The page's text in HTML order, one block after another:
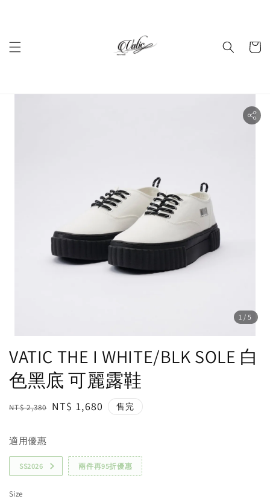
1 /5
VATIC THE I WHITE/BLK SOLE 白
色黑底 可麗露鞋
Regular
NT$ 2,380 Sale
NT$ 1,680 售完
適用優惠
SS2026 兩件再95折優惠
Size